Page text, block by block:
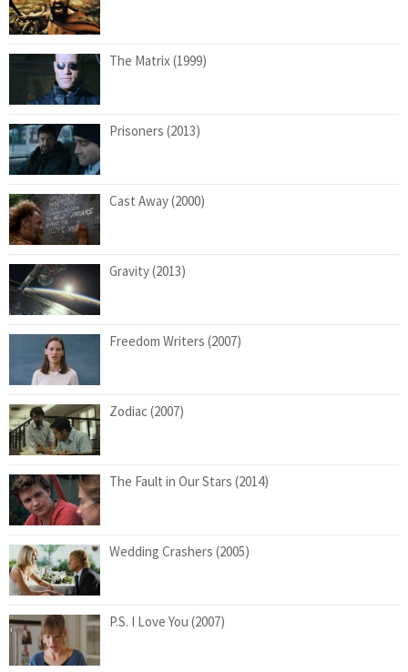
The Matrix (1999)
Prisoners (2013)
Cast Away (2000)
Gravity (2013)
Freedom Writers (2007)
Zodiac (2007)
The Fault in Our Stars (2014)
Wedding Crashers (2005)
P.S. I Love You (2007)